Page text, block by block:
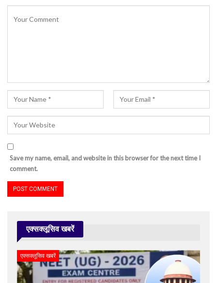
Save my name, email, and website in this browser for the next time I
comment.
एक्सक्लूसिव खबरें
एक्सक्लूसिव खबरें